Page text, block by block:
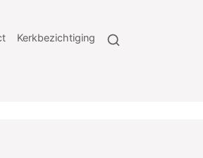
Kerkbezichtiging